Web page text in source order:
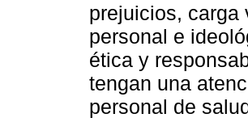
prejuicios, carga
personal e
ética y
tengan una
personal de